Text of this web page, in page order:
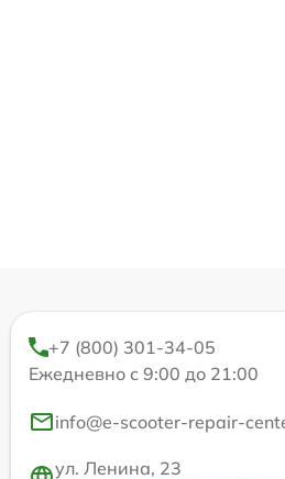
+7 (800) 301-34-05
Ежедневно с 9:00 до 21:00
info@e-scooter-repair-
ул. Ленина, 23